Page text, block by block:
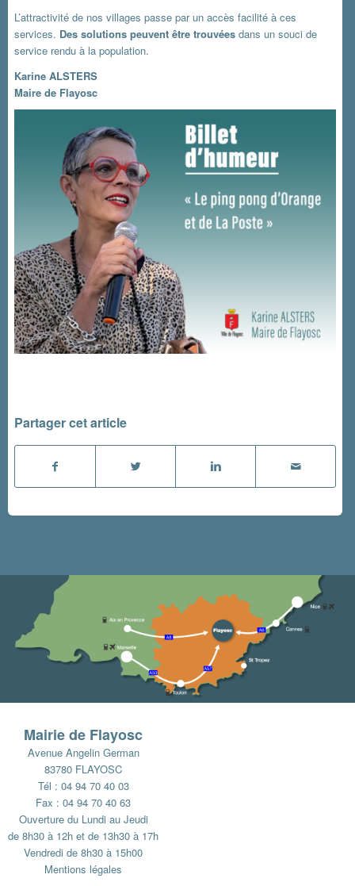
L’attractivité de nos villages passe par un accès facilité à ces
services. Des solutions peuvent être trouvées dans un souci de
service rendu à la population.
Karine ALSTERS
Maire de Flayosc
Partager cet article
Mairie de Flayosc
Avenue Angelin German
83780 FLAYOSC
Tél : 04 94 70 40 03
Fax : 04 94 70 40 63
Ouverture du Lundi au Jeudi
de 8h30 à 12h et de 13h30 à 17h
Vendredi de 8h30 à 15h00
Mentions légales